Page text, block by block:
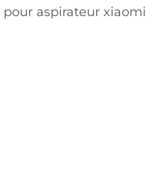
aspirateur xiaomi